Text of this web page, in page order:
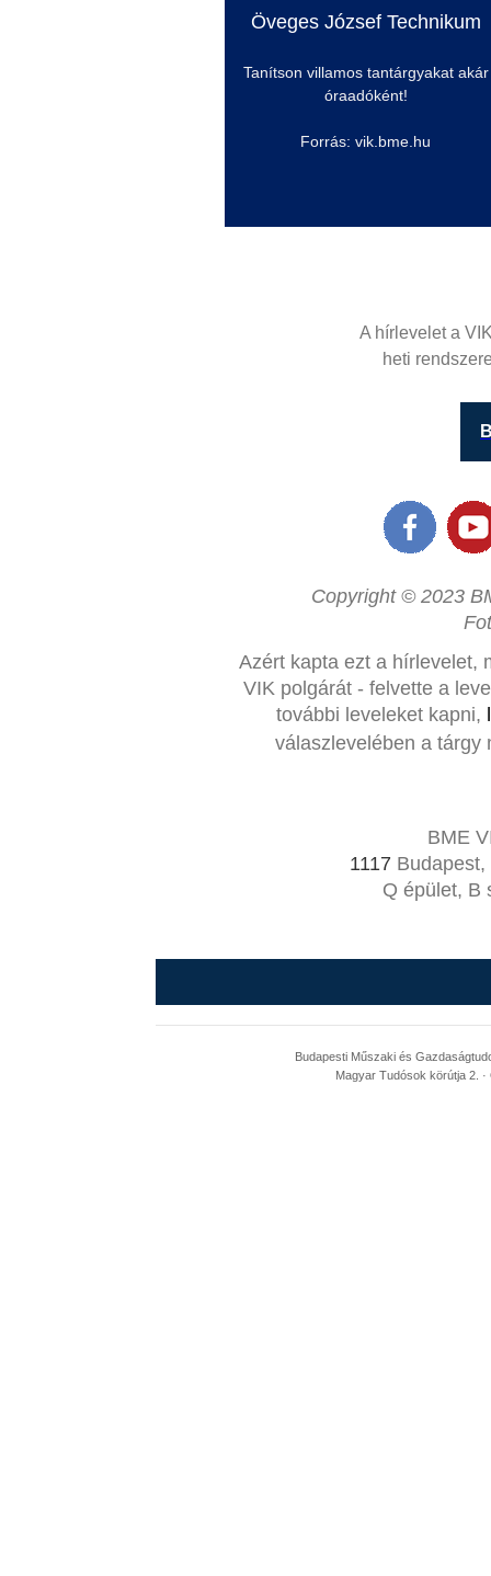
ÖvegesJózsef Technikum
Tanítson villamos tantárgyakat akár
óraadóként!
Forrás: vik.bme.hu
A hírlevelet a
heti
Copyright © 2023
Azért kapta ezt a hírlevelet,
VIK polgárát - felvette a
további leveleket kapni,
válaszlevelében a tárgy
BME
1117
Q épület, B
Budapesti Műszaki és
Magyar Tudósok körútja 2. ·